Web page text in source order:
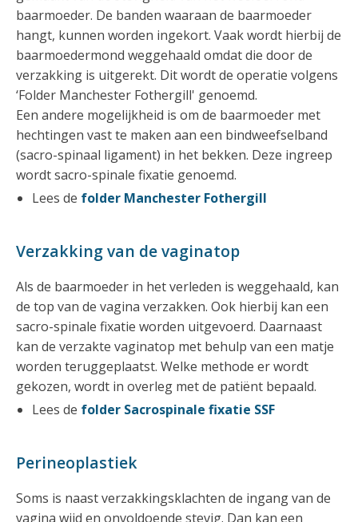
baarmoeder. De banden waaraan de baarmoeder
hangt, kunnen worden ingekort. Vaak wordt hierbij de
baarmoedermond weggehaald omdat die door de
verzakking is uitgerekt. Dit wordt de operatie volgens
‘Folder Manchester Fothergill' genoemd.
Een andere mogelijkheid is om de baarmoeder met
hechtingen vast te maken aan een bindweefselband
(sacro-spinaal ligament) in het bekken. Deze ingreep
wordt sacro-spinale fixatie genoemd.
Lees de folder Manchester Fothergill
Verzakking van de vaginatop
Als de baarmoeder in het verleden is weggehaald, kan
de top van de vagina verzakken. Ook hierbij kan een
sacro-spinale fixatie worden uitgevoerd. Daarnaast
kan de verzakte vaginatop met behulp van een matje
worden teruggeplaatst. Welke methode er wordt
gekozen, wordt in overleg met de patiënt bepaald.
Lees de folder Sacrospinale fixatie SSF
Perineoplastiek
Soms is naast verzakkingsklachten de ingang van de
vagina wijd en onvoldoende stevig. Dan kan een